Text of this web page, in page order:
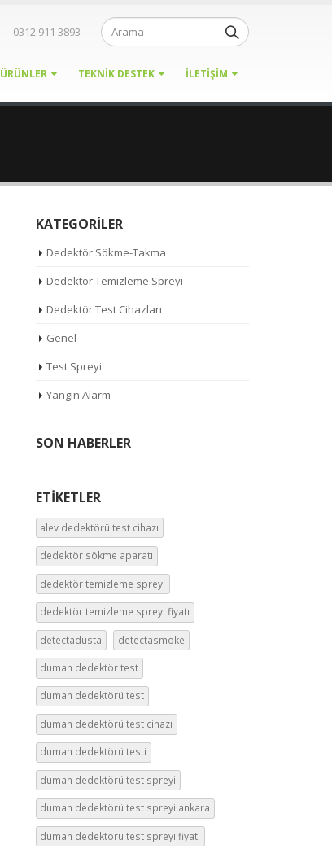
0312 911 3893
ÜRÜNLER TEKNIK DESTEK İLETIŞIM
KATEGORILER
Dedektör Sökme-Takma
Dedektör Temizleme Spreyi
Dedektör Test Cihazları
Genel
Test Spreyi
Yangın Alarm
SON HABERLER
ETIKETLER
alev dedektörü test cihazı
dedektör sökme aparatı
dedektör temizleme spreyi
dedektör temizleme spreyi fiyatı
detectadusta detectasmoke
duman dedektör test
duman dedektörü test
duman dedektörü test cihazı
duman dedektörü testi
duman dedektörü test spreyi
duman dedektörü test spreyi ankara
duman dedektörü test spreyi fiyatı